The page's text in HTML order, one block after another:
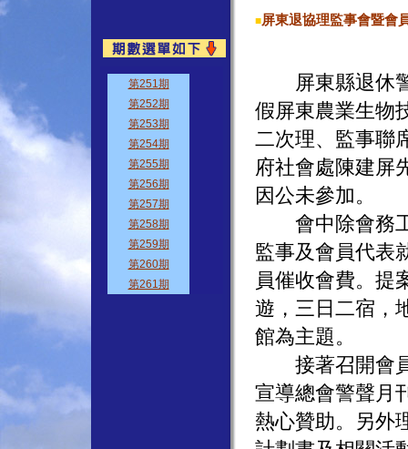
■屏東退協理監事會暨會
屏東縣退休警
假屏東農業生物
二次理、監事聯
府社會處陳建屏
因公未參加。
會中除會務工
監事及會員代表
員催收會費。提
遊，三日二宿，
館為主題。
接著召開會員
宣導總會警聲月
熱心贊助。另外